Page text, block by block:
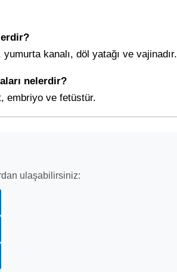
kanalı, döl yatağı ve vajinadır.
nelerdir?
embriyo ve fetüstür.
ulaşabilirsiniz: